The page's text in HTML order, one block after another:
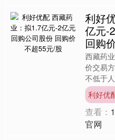
利好
亿元-
回购
西藏药
价交易
不低于
亿元。
股。回
利好优
查看：
官网